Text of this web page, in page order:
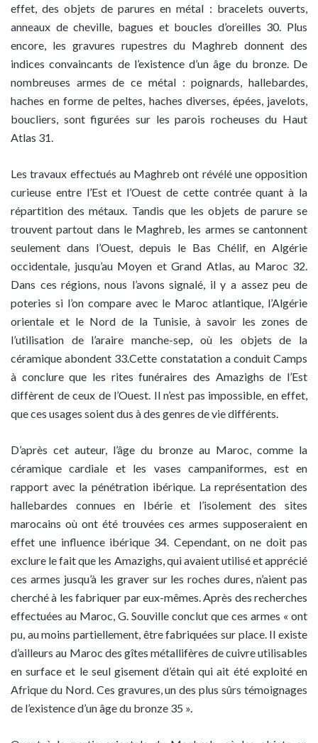
effet, des objets de parures en métal : bracelets ouverts,
anneaux de cheville, bagues et boucles d’oreilles 30. Plus
encore, les gravures rupestres du Maghreb donnent des
indices convaincants de l’existence d’un âge du bronze. De
nombreuses armes de ce métal : poignards, hallebardes,
haches en forme de peltes, haches diverses, épées, javelots,
boucliers, sont figurées sur les parois rocheuses du Haut
Atlas 31.
Les travaux effectués au Maghreb ont révélé une opposition
curieuse entre l’Est et l’Ouest de cette contrée quant à la
répartition des métaux. Tandis que les objets de parure se
trouvent partout dans le Maghreb, les armes se cantonnent
seulement dans l’Ouest, depuis le Bas Chélif, en Algérie
occidentale, jusqu’au Moyen et Grand Atlas, au Maroc 32.
Dans ces régions, nous l’avons signalé, il y a assez peu de
poteries si l’on compare avec le Maroc atlantique, l’Algérie
orientale et le Nord de la Tunisie, à savoir les zones de
l’utilisation de l’araire manche-sep, où les objets de la
céramique abondent 33.Cette constatation a conduit Camps
à conclure que les rites funéraires des Amazighs de l’Est
diffèrent de ceux de l’Ouest. Il n’est pas impossible, en effet,
que ces usages soient dus à des genres de vie différents.
D’après cet auteur, l’âge du bronze au Maroc, comme la
céramique cardiale et les vases campaniformes, est en
rapport avec la pénétration ibérique. La représentation des
hallebardes connues en Ibérie et l’isolement des sites
marocains où ont été trouvées ces armes supposeraient en
effet une influence ibérique 34. Cependant, on ne doit pas
exclure le fait que les Amazighs, qui avaient utilisé et apprécié
ces armes jusqu’à les graver sur les roches dures, n’aient pas
cherché à les fabriquer par eux-mêmes. Après des recherches
effectuées au Maroc, G. Souville conclut que ces armes « ont
pu, au moins partiellement, être fabriquées sur place. Il existe
d’ailleurs au Maroc des gîtes métallifères de cuivre utilisables
en surface et le seul gisement d’étain qui ait été exploité en
Afrique du Nord. Ces gravures, un des plus sûrs témoignages
de l’existence d’un âge du bronze 35 ».